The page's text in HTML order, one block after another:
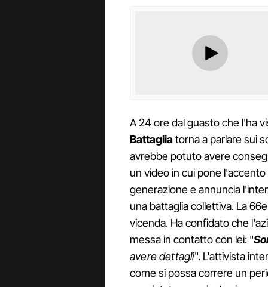
A 24 ore dal guasto che l'ha
Battagliatorna a parlare sui
avrebbe potuto avere
un video in cui pone
generazione e annuncia
una battaglia collettiva. La
vicenda. Ha confidato che
messa in contatto con lei: "
avere dettagli". L'attivista
come si possa correre un